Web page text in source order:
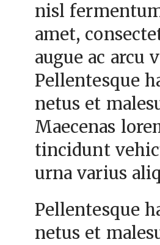
nisl
amet,
augue ac arcu
Pellentesque
netus et
Maecenas
tincidunt
urna varius
Pellentesque
netus et